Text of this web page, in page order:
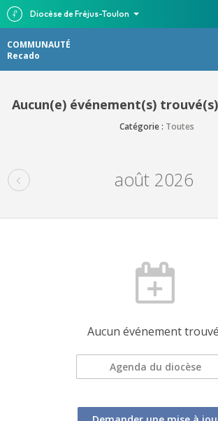
Diocèse de Fréjus-Toulon
COMMUNAUTÉ
Recado
Aucun(e) événement(s)
Catégorie : Toutes
août 2026
Aucun événement
Agenda du diocèse